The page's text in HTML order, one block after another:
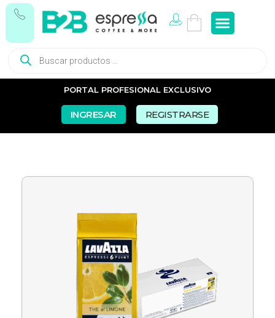
PORTAL PROFESIONAL EXCLUSIVO
INGRESAR REGISTRARSE